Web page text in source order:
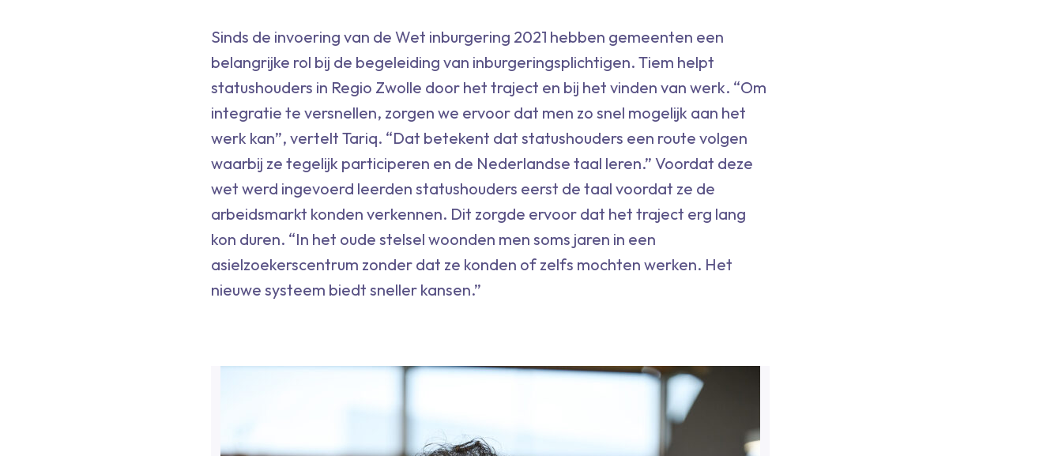
Sinds de invoering van de Wet inburgering 2021 hebben gemeenten een
belangrijke rol bij de begeleiding van inburgeringsplichtigen. Tiem helpt
statushouders in Regio Zwolle door het traject en bij het vinden van werk. “Om
integratie te versnellen, zorgen we ervoor dat men zo snel mogelijk aan het
werk kan”, vertelt Tariq. “Dat betekent dat statushouders een route volgen
waarbij ze tegelijk participeren en de Nederlandse taal leren.” Voordat deze
wet werd ingevoerd leerden statushouders eerst de taal voordat ze de
arbeidsmarkt konden verkennen. Dit zorgde ervoor dat het traject erg lang
kon duren. “In het oude stelsel woonden men soms jaren in een
asielzoekerscentrum zonder dat ze konden of zelfs mochten werken. Het
nieuwe systeem biedt sneller kansen.”